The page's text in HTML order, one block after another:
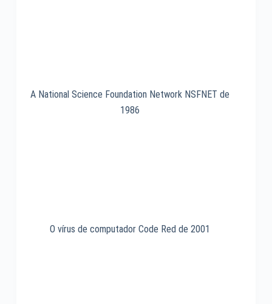
A National Science Foundation Network NSFNET de
1986
O vírus de computador Code Red de 2001